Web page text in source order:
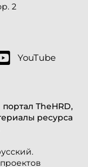
TheHRD,
ресурса
2
YouTube